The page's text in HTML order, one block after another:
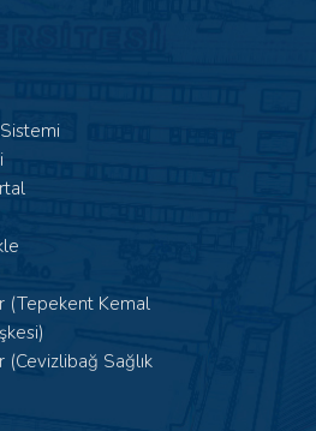
(Tepekent Kemal
(Cevizlibağ Sağlık